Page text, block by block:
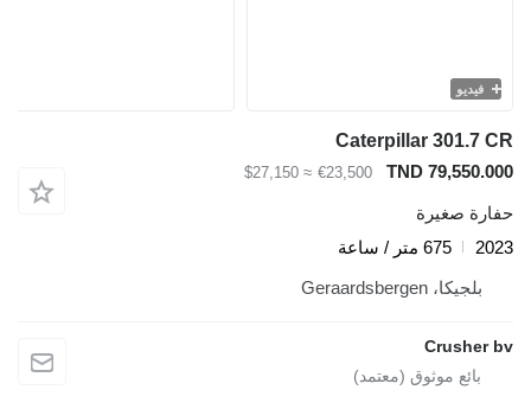
فيديو
Caterpillar 301.7 CR
TND 79,550.000
€23,500
≈ $27,150
حفارة صغيرة
2023
675 متر / ساعة
بلجيكا، Geraardsbergen
Crusher bv